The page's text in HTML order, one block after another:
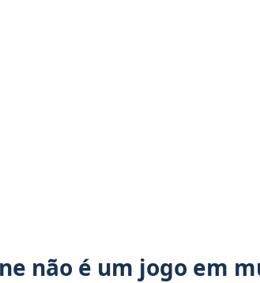
não é um jogo em